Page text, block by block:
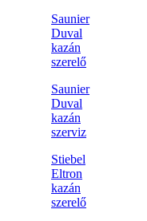
Saunier
Duval
kazán
szerelő
Saunier
Duval
kazán
szerviz
Stiebel
Eltron
kazán
szerelő